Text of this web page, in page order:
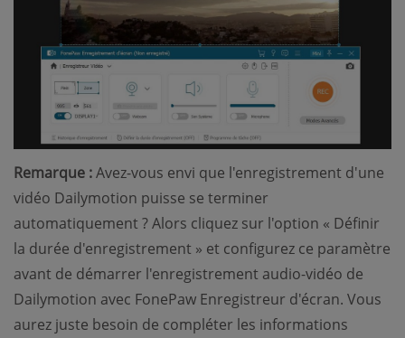
Remarque :Avez-vous envi que l'enregistrement d'une
vidéo Dailymotion puisse se terminer
automatiquement ? Alors cliquez sur l'option « Définir
la durée d'enregistrement » et configurez ce paramètre
avant de démarrer l'enregistrement audio-vidéo de
Dailymotion avec FonePaw Enregistreur d'écran. Vous
aurez juste besoin de compléter les informations